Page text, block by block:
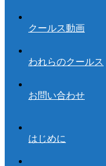
クールス動画
われらのクールス
お問い合わせ
はじめに